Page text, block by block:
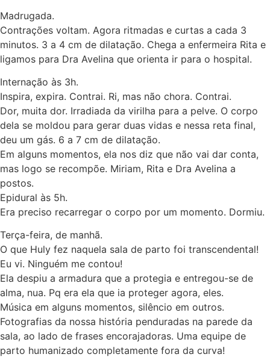
Madrugada.
Contrações voltam. Agora ritmadas e curtas a cada 3
minutos. 3 a 4 cm de dilatação. Chega a enfermeira Rita e
ligamos para Dra Avelina que orienta ir para o hospital.
Internação às 3h.
Inspira, expira. Contrai. Ri, mas não chora. Contrai.
Dor, muita dor. Irradiada da virilha para a pelve. O corpo
dela se moldou para gerar duas vidas e nessa reta final,
deu um gás. 6 a 7 cm de dilatação.
Em alguns momentos, ela nos diz que não vai dar conta,
mas logo se recompõe. Miriam, Rita e Dra Avelina a
postos.
Epidural às 5h.
Era preciso recarregar o corpo por um momento. Dormiu.
Terça-feira, de manhã.
O que Huly fez naquela sala de parto foi transcendental!
Eu vi. Ninguém me contou!
Ela despiu a armadura que a protegia e entregou-se de
alma, nua. Pq era ela que ia proteger agora, eles.
Música em alguns momentos, silêncio em outros.
Fotografias da nossa história penduradas na parede da
sala, ao lado de frases encorajadoras. Uma equipe de
parto humanizado completamente fora da curva!